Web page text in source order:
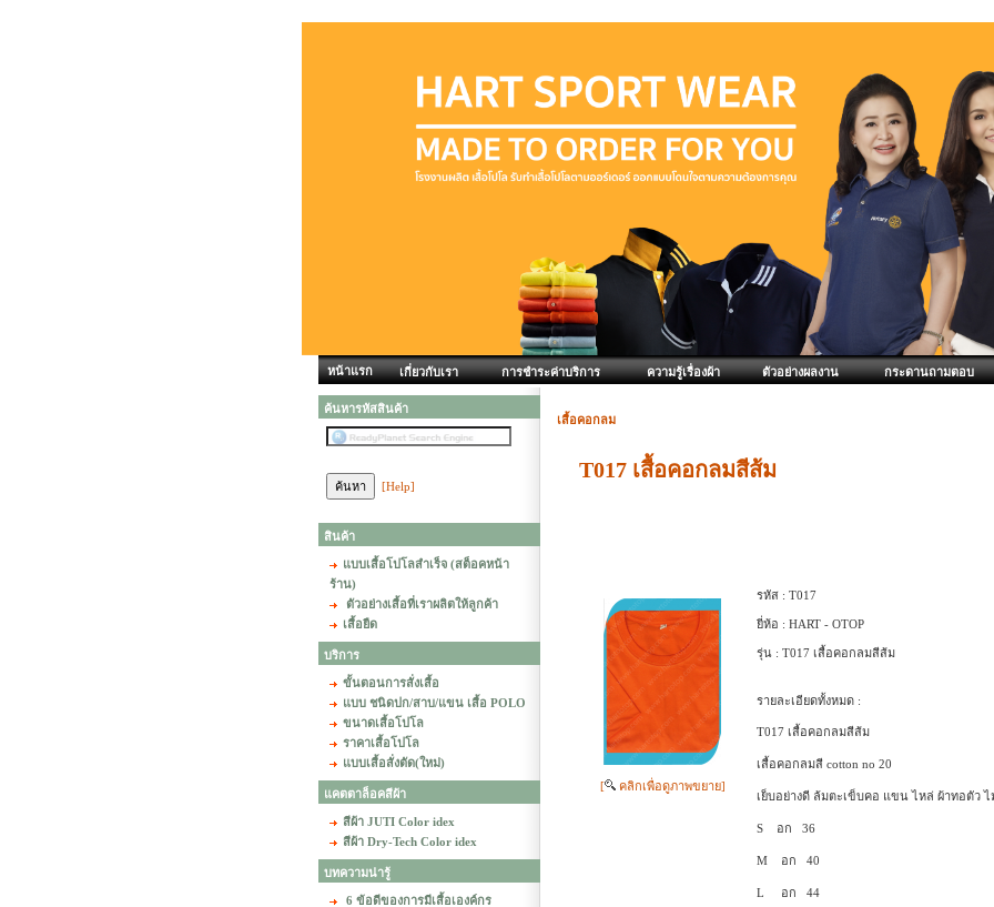
หน้าแรก เกี่ยวกับเรา การชำระค่าบริการ ความรู้เรื่องผ้า ตัวอย่างผลงาน กระดานถามตอบ
ค้นหารหัสสินค้า
[Help]
สินค้า
แบบเสื้อโปโลสำเร็จ (สต็อคหน้า
ร้าน)
ตัวอย่างเสื้อที่เราผลิตให้ลูกค้า
เสื้อยืด
บริการ
ขั้นตอนการสั่งเสื้อ
แบบ ชนิดปก/สาบ/แขน เสื้อ POLO
ขนาดเสื้อโปโล
ราคาเสื้อโปโล
แบบเสื้อสั่งตัด(ใหม่)
แคตตาล็อคสีผ้า
สีผ้า JUTI Color idex
สีผ้า Dry-Tech Color idex
บทความน่ารู้
6 ข้อดีของการมีเสื้อเองค์กร
เสื้อคอกลม
T017 เสื้อคอกลมสีส้ม
[ คลิกเพื่อดูภาพขยาย]
รหัส : T017
ยี่ห้อ : HART - OTOP
รุ่น : T017 เสื้อคอกลมสีส้ม
รายละเอียดทั้งหมด :
T017 เสื้อคอกลมสีส้ม
เสื้อคอกลมสี cotton no 20
เย็บอย่างดี ล้มตะเข็บคอ แขน ไหล่ ผ้าทอตัว ไ
S อก 36
M อก 40
L อก 44